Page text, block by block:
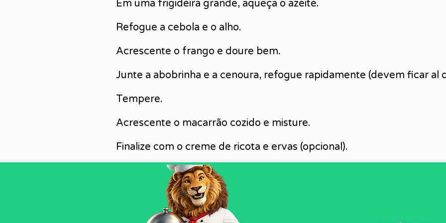
Em uma frigideira grande, aqueça o azeite.
Refogue a cebola e o alho.
Acrescente o frango e doure bem.
Junte a abobrinha e a cenoura, refogue rapidamente (devem ficar al
Tempere.
Acrescente o macarrão cozido e misture.
Finalize com o creme de ricota e ervas (opcional).